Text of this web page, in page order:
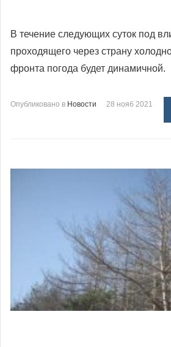
В течение следующих суток под
проходящего через страну
фронта погода будет динамичной.
Опубликовано в Новости 28 нояб 2021